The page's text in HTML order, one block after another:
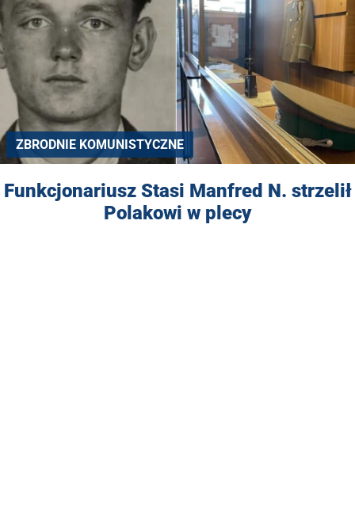
ZBRODNIE KOMUNISTYCZNE
Funkcjonariusz Stasi Manfred N. strzelił
Polakowi w plecy